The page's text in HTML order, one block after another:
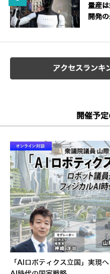
量産
開発
アクセスランキ
開催予
「AIロボティクス立国」実現